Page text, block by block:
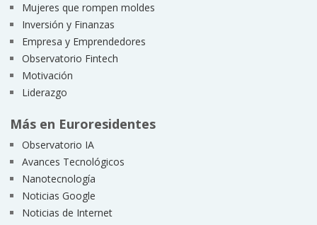
Mujeres que rompen moldes
Inversión y Finanzas
Empresa y Emprendedores
Observatorio Fintech
Motivación
Liderazgo
Más en Euroresidentes
Observatorio IA
Avances Tecnológicos
Nanotecnología
Noticias Google
Noticias de Internet